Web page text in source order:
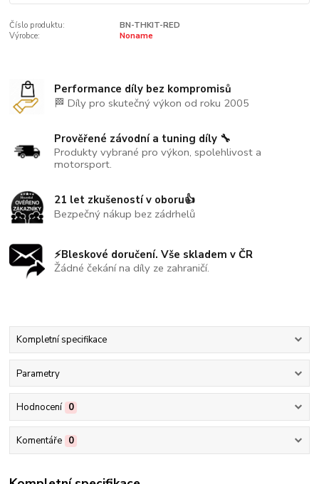
Číslo produktu:
BN-THKIT-RED
Výrobce:
Noname
Performance díly bez kompromisů
🏁 Díly pro skutečný výkon od roku 2005
Prověřené závodní a tuning díly 🔧
Produkty vybrané pro výkon, spolehlivost a
motorsport.
21 let zkušeností v oboru👍
Bezpečný nákup bez zádrhelů
⚡Bleskové doručení. Vše skladem v ČR
Žádné čekání na díly ze zahraničí.
Kompletní specifikace
Parametry
Hodnocení 0
Komentáře 0